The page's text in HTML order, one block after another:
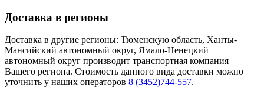
Доставка в регионы
Доставка в другие регионы: Тюменскую область, Ханты-
Мансийский автономный округ, Ямало-Ненецкий
автономный округ производит транспортная компания
Вашего региона. Стоимость данного вида доставки можно
уточнить у наших операторов 8 (3452)744-557.